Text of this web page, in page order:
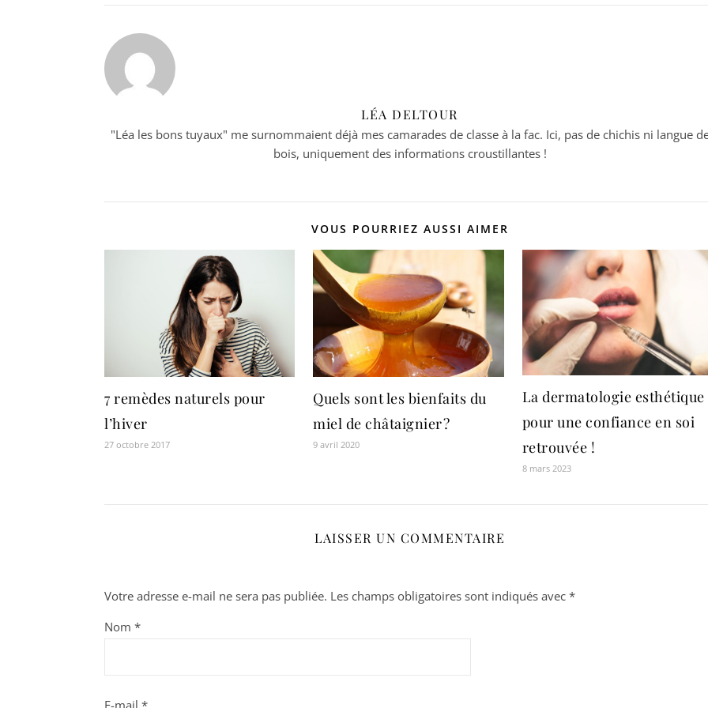
LÉA DELTOUR
"Léa les bons tuyaux" me surnommaient déjà mes camarades de classe à la fac. Ici, pas de chichis ni langue
bois, uniquement des informations croustillantes !
VOUS POURRIEZ AUSSI AIMER
7 remèdes naturels pour
l’hiver
27 octobre 2017
Quels sont les bienfaits du
miel de châtaignier ?
9 avril 2020
La dermatologie esthétique
pour une confiance en soi
retrouvée !
8 mars 2023
LAISSER UN COMMENTAIRE
Votre adresse e-mail ne sera pas publiée. Les champs obligatoires sont indiqués avec *
Nom *